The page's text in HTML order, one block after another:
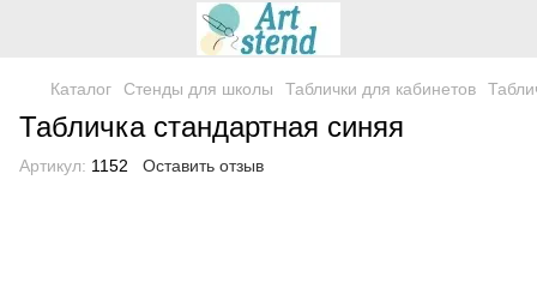
Каталог Стенды для школы Таблички для кабинетов
Табличка стандартная синяя
Артикул: 1152 Оставить отзыв